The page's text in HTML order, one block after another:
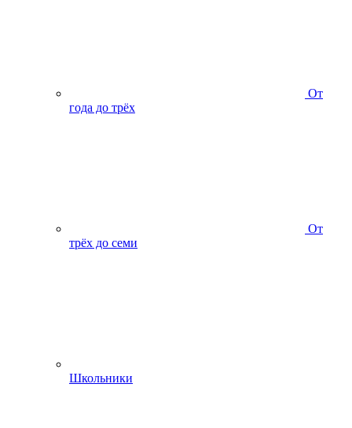
От
года до трёх
От
трёх до семи
Школьники